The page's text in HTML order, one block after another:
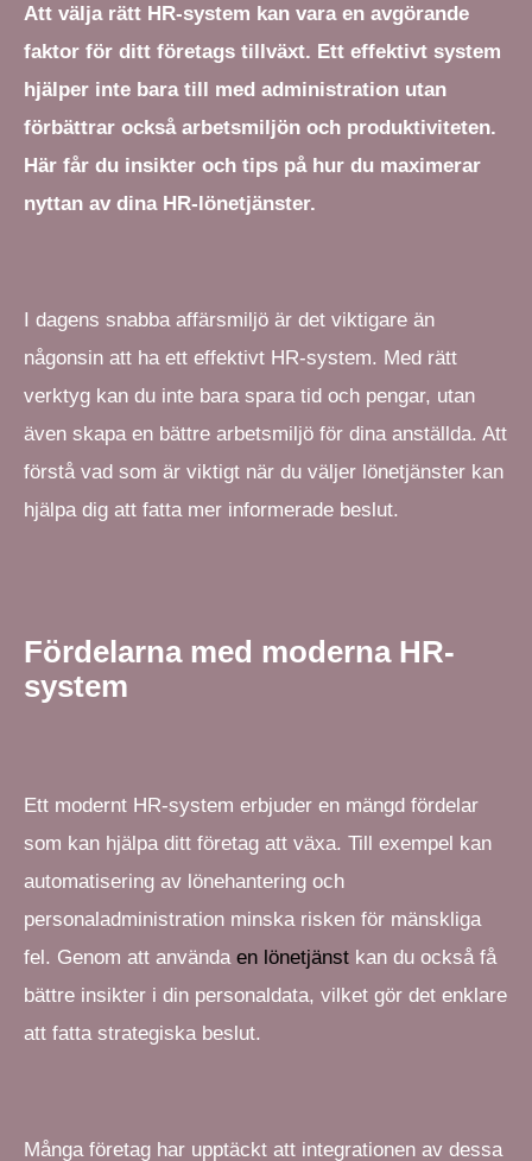
Att välja rätt HR-system kan vara en avgörande
faktor för ditt företags tillväxt. Ett effektivt system
hjälper inte bara till med administration utan
förbättrar också arbetsmiljön och produktiviteten.
Här får du insikter och tips på hur du maximerar
nyttan av dina HR-lönetjänster.
I dagens snabba affärsmiljö är det viktigare än
någonsin att ha ett effektivt HR-system. Med rätt
verktyg kan du inte bara spara tid och pengar, utan
även skapa en bättre arbetsmiljö för dina anställda. Att
förstå vad som är viktigt när du väljer lönetjänster kan
hjälpa dig att fatta mer informerade beslut.
Fördelarna med moderna HR-
system
Ett modernt HR-system erbjuder en mängd fördelar
som kan hjälpa ditt företag att växa. Till exempel kan
automatisering av lönehantering och
personaladministration minska risken för mänskliga
fel. Genom att använda en lönetjänst kan du också få
bättre insikter i din personaldata, vilket gör det enklare
att fatta strategiska beslut.
Många företag har upptäckt att integrationen av dessa